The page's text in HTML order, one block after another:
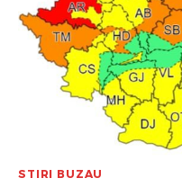
STIRI BUZAU